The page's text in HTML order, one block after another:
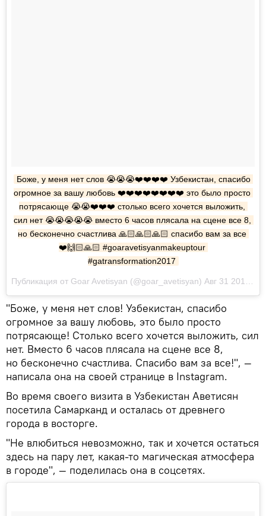
Боже, у меня нет слов 😭😭😭❤️❤️❤️❤️ Узбекистан, спасибо
огромное за вашу любовь ❤️❤️❤️❤️❤️❤️❤️❤️ это было просто
потрясающе 😭😭❤️❤️❤️ столько всего хочется выложить,
сил нет 😭😭😭😭😭 вместо 6 часов плясала на сцене все 8,
но бесконечно счастлива 🙏🏻🙏🏻🙏🏻 спасибо вам за все
❤️🙌🏻🙏🏻 #goaravetisyanmakeuptour
#gatransformation2017
Публикация от Goar Avetisyan (@goar_avetisyan) Авг 31 2017 в 12:14 PDT
"Боже, у меня нет слов! Узбекистан, спасибо
огромное за вашу любовь, это было просто
потрясающе! Столько всего хочется выложить, сил
нет. Вместо 6 часов плясала на сцене все 8,
но бесконечно счастлива. Спасибо вам за все!", —
написала она на своей странице в Instagram.
Во время своего визита в Узбекистан Аветисян
посетила Самарканд и осталась от древнего
города в восторге.
"Не влюбиться невозможно, так и хочется остаться
здесь на пару лет, какая-то магическая атмосфера
в городе", — поделилась она в соцсетях.